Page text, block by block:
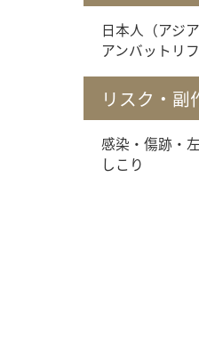
日本人（アジ
アンバットリフ
リスク・副
感染・傷跡・
しこり